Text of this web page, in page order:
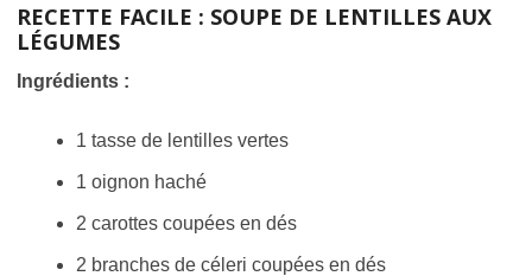
RECETTE FACILE : SOUPE DE LENTILLES AUX
LÉGUMES
Ingrédients :
1 tasse de lentilles vertes
1 oignon haché
2 carottes coupées en dés
2 branches de céleri coupées en dés